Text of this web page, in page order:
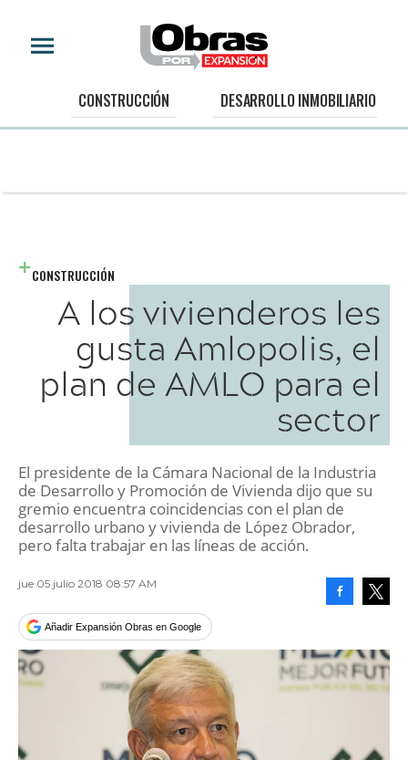
CONSTRUCCIÓN DESARROLLO INMOBILIARIO
CONSTRUCCIÓN
A los vivienderos les
gusta Amlopolis, el
plan de AMLO para el
sector
El presidente de la Cámara Nacional de la Industria
de Desarrollo y Promoción de Vivienda dijo que su
gremio encuentra coincidencias con el plan de
desarrollo urbano y vivienda de López Obrador,
pero falta trabajar en las líneas de acción.
jue 05 julio 2018 08:57 AM
Añadir Expansión Obras en Google